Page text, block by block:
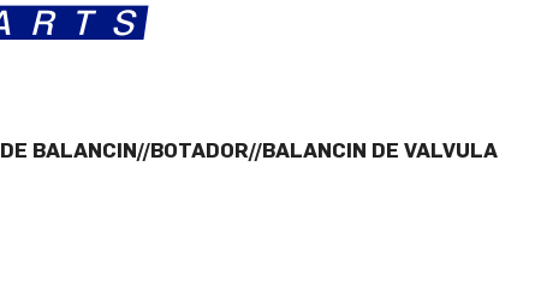
BALANCIN//BOTADOR//BALANCIN DE VALVULA